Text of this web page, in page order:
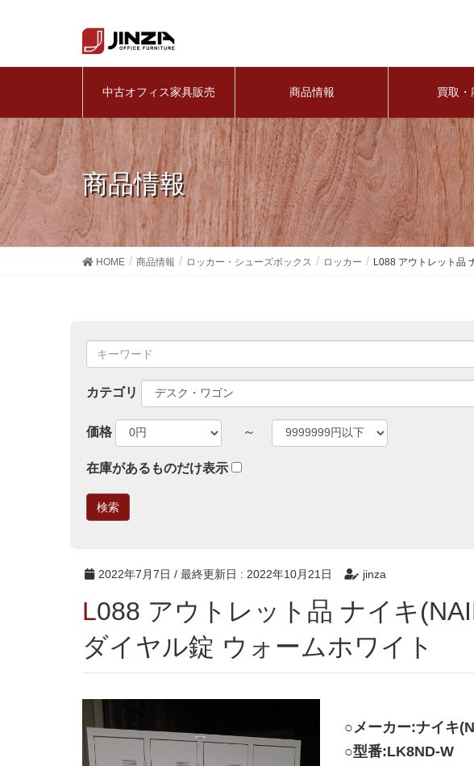
中古オフィス家具販売 商品情報 買取・
商品情報
HOME 商品情報 ロッカー・シューズボックス ロッカー L088 アウトレット品
カテゴリ
価格 ～
在庫があるものだけ表示
2022年7月7日 / 最終更新日 : 2022年10月21日 jinza
L088 アウトレット品 ナイキ(NAIKI) 8人用ロッカー
ダイヤル錠 ウォームホワイト
○メーカー:ナイキ
○型番:LK8ND-W